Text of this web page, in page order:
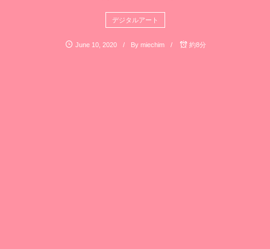
デジタルアート
June 10, 2020 By miechim 約8分